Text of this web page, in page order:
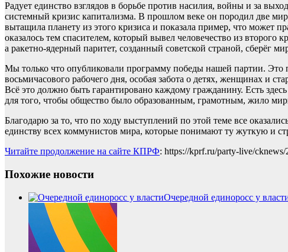
Радует единство взглядов в борьбе против насилия, войны и за
системный кризис капитализма. В прошлом веке он породил две
вытащила планету из этого кризиса и показала пример, что может
оказалось тем спасителем, который вывел человечество из
а ракетно-ядерный паритет, созданный советской страной, сберёг
Мы только что опубликовали программу победы нашей партии. Это
восьмичасового рабочего дня, особая забота о детях, женщинах и
Всё это должно быть гарантировано каждому гражданину. Есть
для того, чтобы общество было образованным, грамотным, жило
Благодарю за то, что по ходу выступлений по этой теме все
единству всех коммунистов мира, которые понимают ту жуткую и
Читайте продолжение на сайте КПРФ: https://kprf.ru/party-live/
Похожие новости
Очередной единоросс у